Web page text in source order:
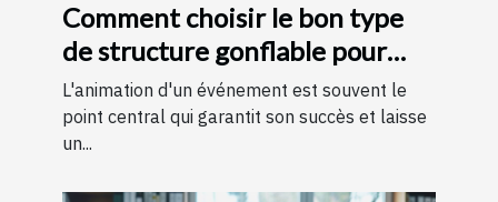
Comment choisir le bon type
de structure gonflable pour
votre événement
L'animation d'un événement est souvent le
point central qui garantit son succès et laisse
un...